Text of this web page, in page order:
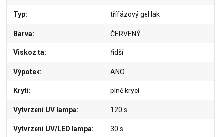
Typ třífázový gel lak
Barva ČERVENÝ
Viskozita řidší
Výpotek ANO
Krytí plně krycí
Vytvrzení UV lampa 120 s
Vytvrzení UV/LED lampa 30 s